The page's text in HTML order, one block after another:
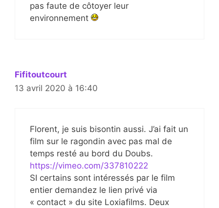
pas faute de côtoyer leur
environnement
Fifitoutcourt
13 avril 2020 à 16:40
Florent, je suis bisontin aussi. J’ai fait un
film sur le ragondin avec pas mal de
temps resté au bord du Doubs.
https://vimeo.com/337810222
SI certains sont intéressés par le film
entier demandez le lien privé via
« contact » du site Loxiafilms. Deux